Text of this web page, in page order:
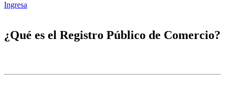
Ingresa
¿Qué es el Registro Público de Comercio?